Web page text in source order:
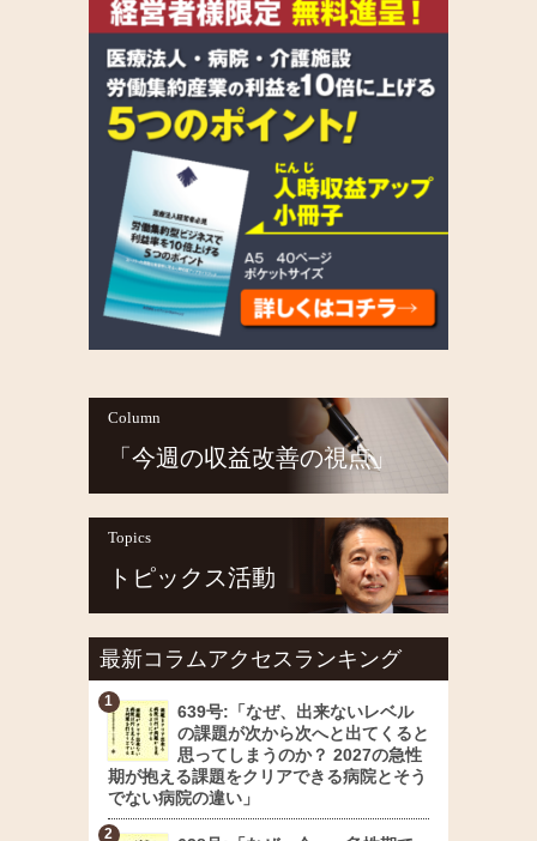
Column
「今週の収益改善の視点」
Topics
トピックス活動
最新コラムアクセスランキング
639号:「なぜ、出来ないレベル
の課題が次から次へと出てくると
思ってしまうのか？ 2027の急性
期が抱える課題をクリアできる病院とそう
でない病院の違い」